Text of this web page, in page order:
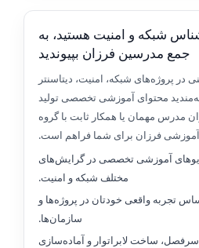
شبکه و امنیت هستید، به
جمع مدرسین فرزان بپیوندید
در پروژه‌های شبکه، امنیت، دیتاسنتر
محتوای آموزشی تخصصی تولید
مدرس مهمان یا همکار ثابت با گروه
آموزشی فرزان برای شما فراهم است.
آموزشی تخصصی در گرایش‌های
مختلف شبکه و امنیت.
تجربه واقعی خودتان در پروژه‌ها و
سازمان‌ها.
ساخت لابراتوار و آماده‌سازی